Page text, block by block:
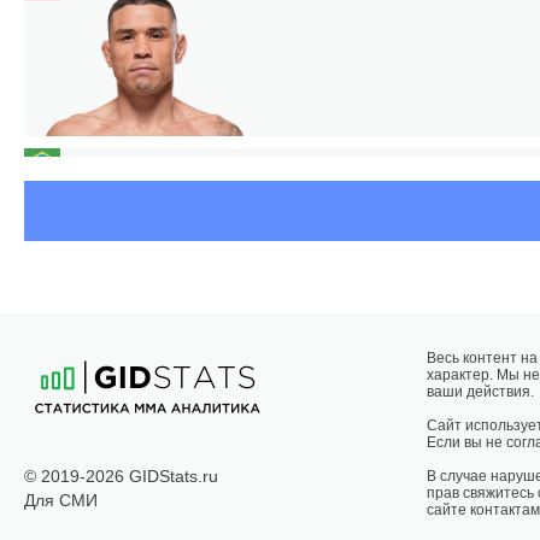
© 2019-2026 GIDStats.ru
Для СМИ
Весь контент
характер. Мы
ваши действия.
Сайт
Если вы не
В случае
прав
сайте